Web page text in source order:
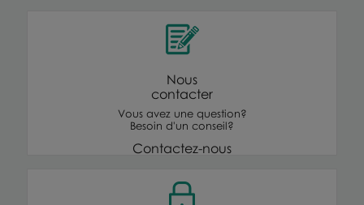
Nous
contacter
Vous avez une question?
Besoin d'un conseil?
Contactez-nous